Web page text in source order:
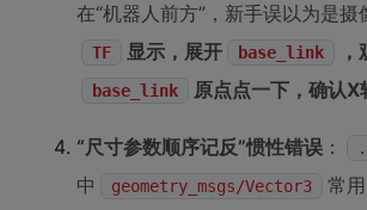
在“机器人前方”，新手误以为是
TF 显示，展开 base_link
base_link 原点点一下，确认X
“尺寸参数顺序记反”惯性错误 ：
中 geometry_msgs/Vector3 常用